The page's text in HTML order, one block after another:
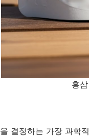
홍
을 결정하는 가장 과학